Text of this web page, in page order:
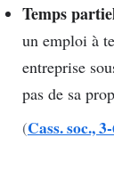
Temps
un emploi à
entreprise
pas de sa
(Cass. soc.,